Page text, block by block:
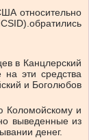
относительно
в Канцлерский
эти средства
и Боголюбов
Коломойскому и
выведенные из
денег.